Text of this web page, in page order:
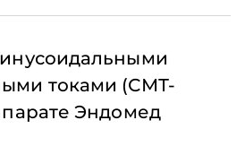
токами (СМТ-
Эндомед